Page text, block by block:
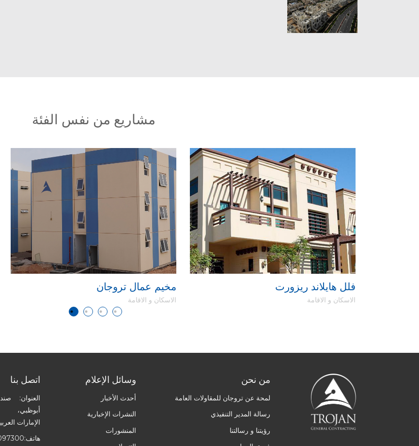
مشاريع من نفس الفئة
مخيم عمال تروجان
الاسكان و الاقامة
فلل هايلاند ريزورت
الاسكان و الاقامة
من نحن
لمحة عن تروجان للمقاولات العامة
رسالة المدير التنفيذي
رؤيتنا و رسالتنا
وسائل الإعلام
أحدث الأخبار
النشرات الإخبارية
المنشورات
اتصل بنا
أبوظبي،
الإمارات
هاتف: